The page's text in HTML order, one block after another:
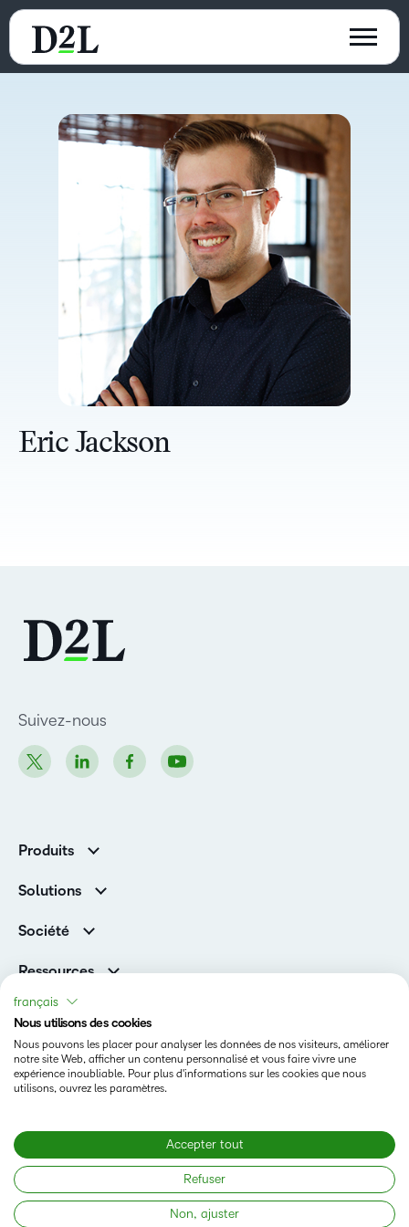
Eric Jackson
Suivez-nous
Produits
Services et assistance
Solutions
D2L pour les entreprises
De la maternelle à la 12e année
Organisations de formation
Société
Fil d’actualité
Prix et reconnaissances
Relations avec les investisseurs
Ressources
Versions de produits D2L
Communauté
Copyright © 2026 Copyright D2L Corporation. Tous droits
réservés.
Statut
Conditions d’utilisation
français
Nous utilisons des cookies
Nous pouvons les placer pour analyser les données de nos visiteurs, améliorer
notre site Web, afficher un contenu personnalisé et vous faire vivre une
expérience inoubliable. Pour plus d'informations sur les cookies que nous
utilisons, ouvrez les paramètres.
Accepter tout
Refuser
Non, ajuster